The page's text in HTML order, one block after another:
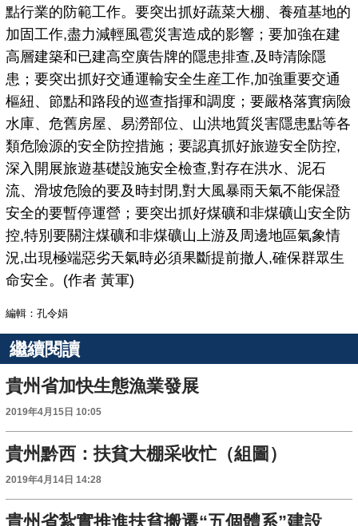
點行業的防範工作。要突出抓好蔬菜大棚、養殖基地的
加固工作,盡力減輕風雹災害造成的影響；要加強在建
高層建築和已建高空廣告牌的隱患排查,及時清除隱
患；要突出抓好交通運輸安全生産工作,加強重要交通
樞紐、節點和路段的巡查指揮和調度；要嚴格落實病險
水庫、危舊房屋、易澇部位、山洪地質災害隱患點等各
類危險源的安全防控措施；要認真抓好旅遊安全防控,
深入開展旅遊基礎設施安全檢查,對存在洪水、泥石
流、滑坡危險的要及時封閉,對大風暴雨天氣不能保證
安全的要暫停運營；要突出抓好煤礦和非煤礦山安全防
控,特別要關注煤礦和非煤礦山上游及周邊地區氣象情
況,出現極端惡劣天氣時必須果斷提前撤人,確保群眾生
命安全。(作者 黃軍)
編輯：孔令娟
繼續閱讀
貴州省加快生態漁業發展
2019年4月15日 10:05
貴州黔西：扶貧大棚采收忙（組圖）
2019年4月14日 14:28
貴州省紮實推進扶貧搬遷“五個體系”建設